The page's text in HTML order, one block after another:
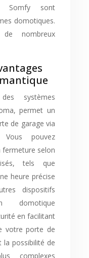
Somfy sont
domotiques.
nombreux
systèmes
permet un
de garage via
Vous pouvez
fermeture selon
tels que
heure précise
dispositifs
domotique
en facilitant
votre porte de
la possibilité de
complexes